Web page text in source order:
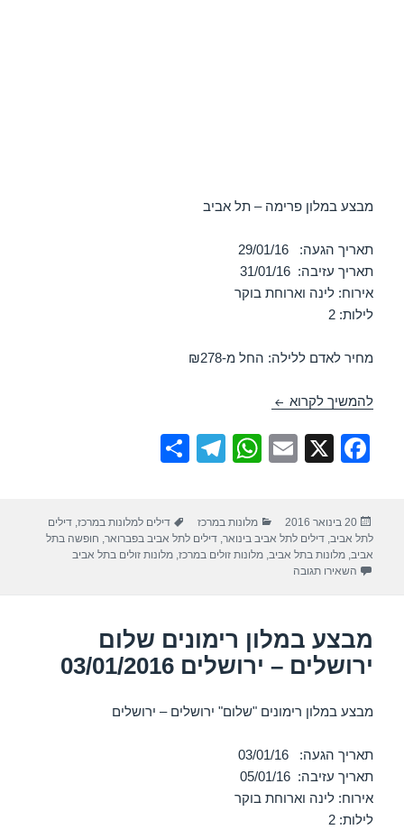
מבצע במלון פרימה – תל אביב
תאריך הגעה: 29/01/16
תאריך עזיבה: 31/01/16
אירוח: לינה וארוחת בוקר
לילות: 2
מחיר לאדם ללילה: החל מ-₪278
להמשיך לקרוא מבצע במלון פרימה – תל אביב 29/01/2016
F
e
b
k
X
E
W
s
A
T
gr
a
e
פורסם
בתאריך
20 בינואר 2016 קטגוריות
מלונות במרכז תגיות
דילים למלונות במרכז,דילים
לתל אביב,דילים לתל אביב בינואר,דילים לתל אביב בפברואר, חופשה בתל
אביב,מלונות בתל אביב,מלונות זולים במרכז,מלונות זולים בתל אביב
השאירו תגובה
מבצע במלון רימונים שלום
ירושלים – ירושלים 03/01/2016
מבצע במלון רימונים "שלום" ירושלים – ירושלים
תאריך הגעה: 03/01/16
תאריך עזיבה: 05/01/16
אירוח: לינה וארוחת בוקר
לילות: 2